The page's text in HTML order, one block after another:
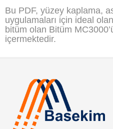
Bu PDF, yüzey kaplama,
uygulamaları için ideal
bitüm olan Bitüm
içermektedir.